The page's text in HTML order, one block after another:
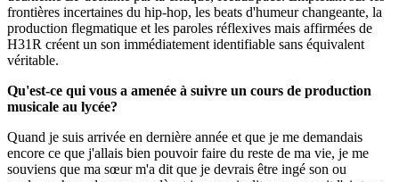
frontières incertaines du hip-hop, les beats d'humeur changeante, la
production flegmatique et les paroles réflexives mais affirmées de
H31R créent un son immédiatement identifiable sans équivalent
véritable.
Qu'est-ce qui vous a amenée à suivre un cours de production
musicale au lycée?
Quand je suis arrivée en dernière année et que je me demandais
encore ce que j'allais bien pouvoir faire du reste de ma vie, je me
souviens que ma sœur m'a dit que je devrais être ingé son ou